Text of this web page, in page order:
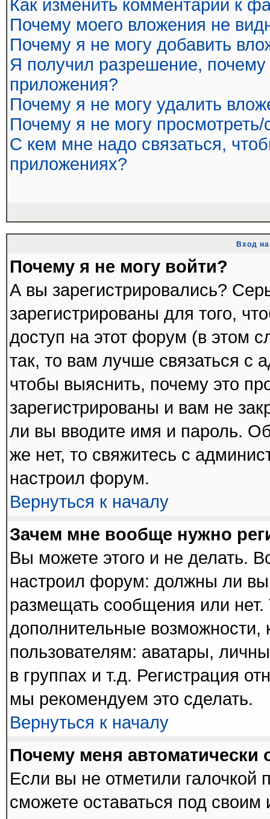
Как изменить комментарий к
Почему моего вложения не
Почему я не могу добавить
Я получил разрешение,
приложения?
Почему я не могу удалить
Почему я не могу просмотреть/
С кем мне надо связаться,
приложениях?
Вход
Почему я не могу войти?
А вы зарегистрировались?
зарегистрированы для того,
доступ на этот форум (в этом
так, то вам лучше связаться с
чтобы выяснить, почему это
зарегистрированы и вам не
ли вы вводите имя и пароль.
же нет, то свяжитесь с
настроил форум.
Вернуться к началу
Зачем мне вообще нужно
Вы можете этого и не делать.
настроил форум: должны ли вы
размещать сообщения или
дополнительные
пользователям: аватары,
в группах и т.д. Регистрация
мы рекомендуем это сделать.
Вернуться к началу
Почему меня автоматически
Если вы не отметили галочкой
сможете оставаться под